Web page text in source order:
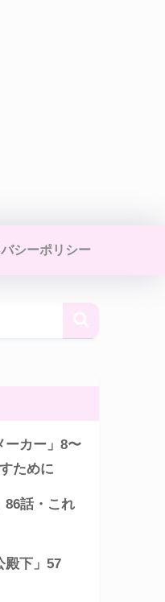
シーポリシー
ーカー」8〜
ために
86話・これ
殿下」57